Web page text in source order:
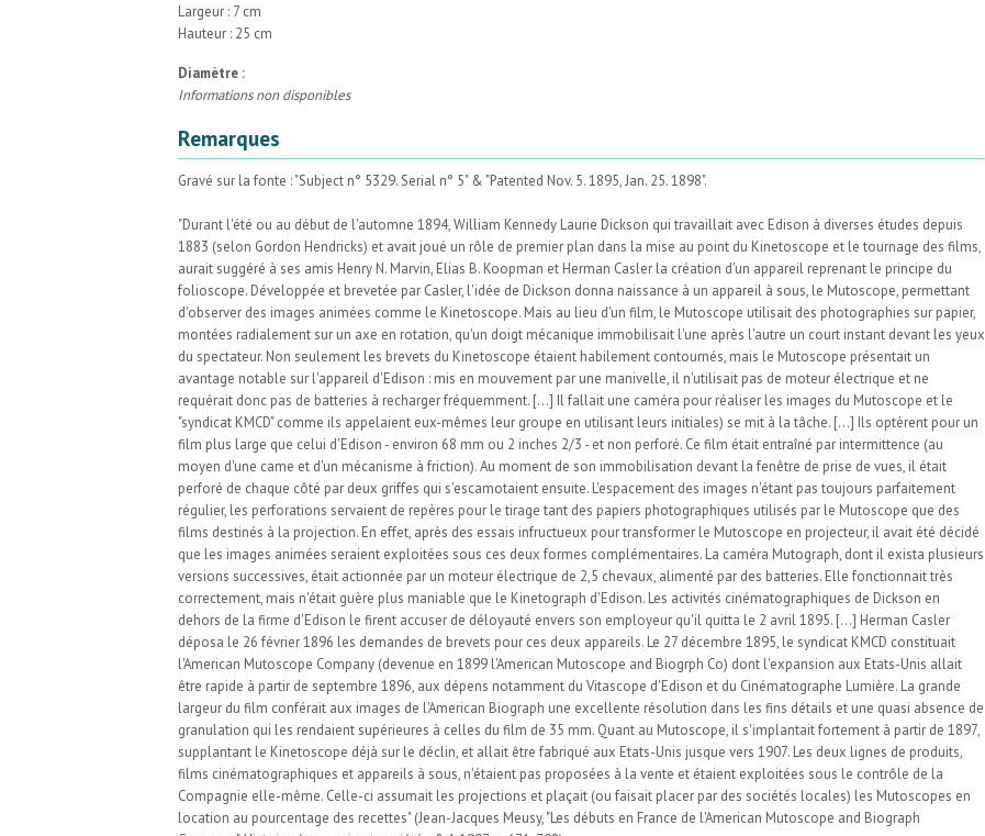
Largeur : 7 cm
Hauteur : 25 cm
Diamètre :
Informations non disponibles
Remarques
Gravé sur la fonte : "Subject n° 5329. Serial n° 5" & "Patented Nov. 5. 1895, Jan. 25. 1898".
"Durant l'été ou au début de l'automne 1894, William Kennedy Laurie Dickson qui travaillait avec Edison à diverses études depuis
1883 (selon Gordon Hendricks) et avait joué un rôle de premier plan dans la mise au point du Kinetoscope et le tournage des films,
aurait suggéré à ses amis Henry N. Marvin, Elias B. Koopman et Herman Casler la création d'un appareil reprenant le principe du
folioscope. Développée et brevetée par Casler, l'idée de Dickson donna naissance à un appareil à sous, le Mutoscope, permettant
d'observer des images animées comme le Kinetoscope. Mais au lieu d'un film, le Mutoscope utilisait des photographies sur papier,
montées radialement sur un axe en rotation, qu'un doigt mécanique immobilisait l'une après l'autre un court instant devant les yeux
du spectateur. Non seulement les brevets du Kinetoscope étaient habilement contournés, mais le Mutoscope présentait un
avantage notable sur l'appareil d'Edison : mis en mouvement par une manivelle, il n'utilisait pas de moteur électrique et ne
requérait donc pas de batteries à recharger fréquemment. [...] Il fallait une caméra pour réaliser les images du Mutoscope et le
"syndicat KMCD" comme ils appelaient eux-mêmes leur groupe en utilisant leurs initiales) se mit à la tâche. [...] Ils optèrent pour un
film plus large que celui d'Edison - environ 68 mm ou 2 inches 2/3 - et non perforé. Ce film était entraîné par intermittence (au
moyen d'une came et d'un mécanisme à friction). Au moment de son immobilisation devant la fenêtre de prise de vues, il était
perforé de chaque côté par deux griffes qui s'escamotaient ensuite. L'espacement des images n'étant pas toujours parfaitement
régulier, les perforations servaient de repères pour le tirage tant des papiers photographiques utilisés par le Mutoscope que des
films destinés à la projection. En effet, après des essais infructueux pour transformer le Mutoscope en projecteur, il avait été décidé
que les images animées seraient exploitées sous ces deux formes complémentaires. La caméra Mutograph, dont il exista plusieurs
versions successives, était actionnée par un moteur électrique de 2,5 chevaux, alimenté par des batteries. Elle fonctionnait très
correctement, mais n'était guère plus maniable que le Kinetograph d'Edison. Les activités cinématographiques de Dickson en
dehors de la firme d'Edison le firent accuser de déloyauté envers son employeur qu'il quitta le 2 avril 1895. [...] Herman Casler
déposa le 26 février 1896 les demandes de brevets pour ces deux appareils. Le 27 décembre 1895, le syndicat KMCD constituait
l'American Mutoscope Company (devenue en 1899 l'American Mutoscope and Biogrph Co) dont l'expansion aux Etats-Unis allait
être rapide à partir de septembre 1896, aux dépens notamment du Vitascope d'Edison et du Cinématographe Lumière. La grande
largeur du film conférait aux images de l'American Biograph une excellente résolution dans les fins détails et une quasi absence de
granulation qui les rendaient supérieures à celles du film de 35 mm. Quant au Mutoscope, il s'implantait fortement à partir de 1897,
supplantant le Kinetoscope déjà sur le déclin, et allait être fabriqué aux Etats-Unis jusque vers 1907. Les deux lignes de produits,
films cinématographiques et appareils à sous, n'étaient pas proposées à la vente et étaient exploitées sous le contrôle de la
Compagnie elle-même. Celle-ci assumait les projections et plaçait (ou faisait placer par des sociétés locales) les Mutoscopes en
location au pourcentage des recettes" (Jean-Jacques Meusy, "Les débuts en France de l'American Mutoscope and Biograph